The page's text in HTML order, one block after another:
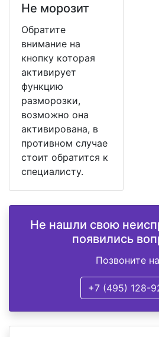
Не морозит
Обратите
внимание на
кнопку которая
активирует
функцию
разморозки,
возможно она
активирована, в
противном случае
стоит обратится к
специалисту.
Не нашли свою
появились
Позвоните
+7 (495) 128-